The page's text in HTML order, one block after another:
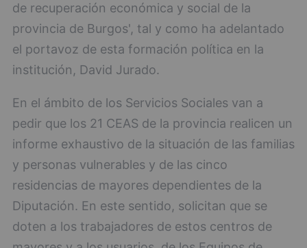
de recuperación económica y social de la
provincia de Burgos', tal y como ha adelantado
el portavoz de esta formación política en la
institución, David Jurado.
En el ámbito de los Servicios Sociales van a
pedir que los 21 CEAS de la provincia realicen un
informe exhaustivo de la situación de las familias
y personas vulnerables y de las cinco
residencias de mayores dependientes de la
Diputación. En este sentido, solicitan que se
doten a los trabajadores de estos centros de